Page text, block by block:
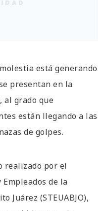
está generando
presentan en la
al grado que
están llegando a las
de golpes.
realizado por el
de la
Juárez (STEUABJO),